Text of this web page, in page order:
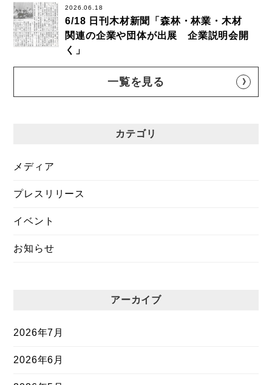
2026.06.18
6/18 日刊木材新聞「森林・林業・木材
関連の企業や団体が出展 企業説明会開
く」
一覧を見る
カテゴリ
メディア
プレスリリース
イベント
お知らせ
アーカイブ
2026年7月
2026年6月